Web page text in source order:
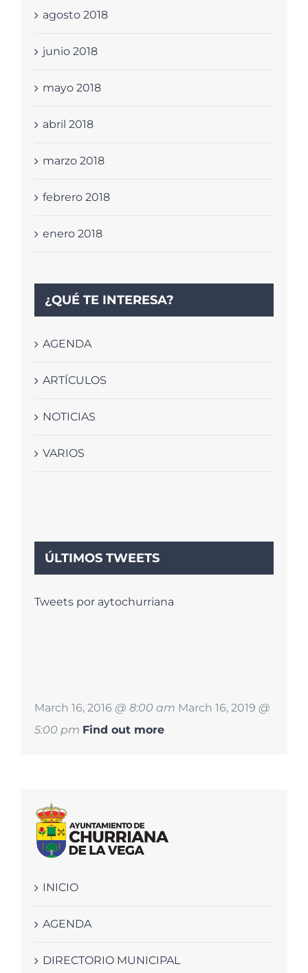
INICIO
AGENDA
DIRECTORIO MUNICIPAL
agosto 2018
junio 2018
mayo 2018
abril 2018
marzo 2018
febrero 2018
enero 2018
¿QUÉ TE INTERESA?
AGENDA
ARTÍCULOS
NOTICIAS
VARIOS
ÚLTIMOS TWEETS
Tweets por aytochurriana
March 16, 2016 @ 8:00 am March 16, 2019 @
5:00 pm Find out more